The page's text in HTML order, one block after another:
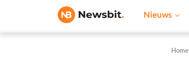
Nieuws
Home